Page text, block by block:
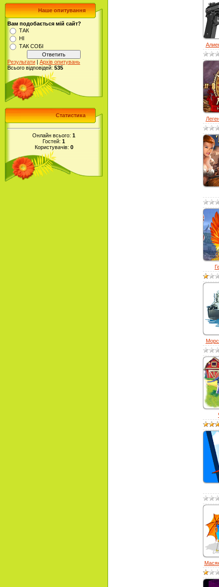
Наше опитування
Вам подобається мій сайт?
ТАК
НІ
ТАК СОБІ
Результати | Архів опитувань
Всього відповідей: 535
Статистика
Онлайн всього: 1
Гостей: 1
Користувачів: 0